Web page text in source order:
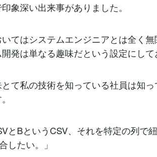
象深い出来事がありました。
てはシステムエンジニアとは全く
発は単なる趣味だという設定にして
て私の技術を知っている社員は知
とBというCSV、それを特定の列で
したい。」